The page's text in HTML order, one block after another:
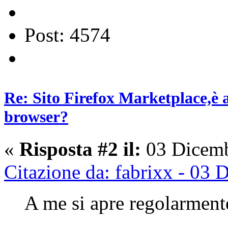
Post: 4574
Re: Sito Firefox Marketplace,è
browser?
« Risposta #2 il: 03
Citazione da: fabrixx - 03
A me si apre